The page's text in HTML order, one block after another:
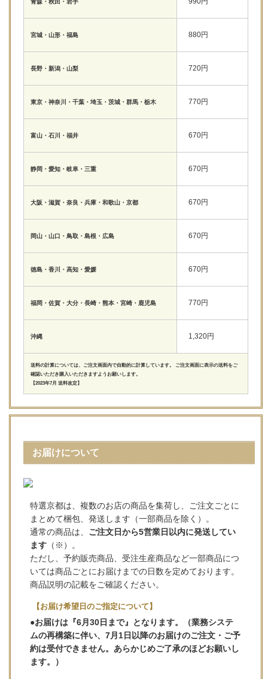
青森・秋田・岩手
宮城・山形・福島 880円
長野・新潟・山梨 720円
東京・神奈川・千葉・埼玉・茨城・群馬・栃木 770円
富山・石川・福井 670円
静岡・愛知・岐阜・三重 670円
大阪・滋賀・奈良・兵庫・和歌山・京都 670円
岡山・山口・鳥取・島根・広島 670円
徳島・香川・高知・愛媛 670円
福岡・佐賀・大分・長崎・熊本・宮崎・鹿児島 770円
沖縄 1,320円
送料の計算については、ご注文画面内で自動的に計算しています。 ご注文画面に表示の送料をご
確認いただき購入いただきますようお願いします。
【2023年7月 送料改定】
お届けについて
特選京都は、複数のお店の商品を集荷し、ご注文ごとに
まとめて梱包、発送します（一部商品を除く）。
通常の商品は、 ご注文日から5営業日以内に発送してい
ます （※）。
ただし、予約販売商品、受注生産商品など一部商品につ
いては商品ごとにお届けまでの日数を定めております。
商品説明の記載をご確認ください。
【お届け希望日のご指定について】
●お届けは『6月30日まで』となります。（業務システ
ムの再構築に伴い、7月1日以降のお届けのご注文・ご予
約は受付できません。あらかじめご了承のほどお願いし
ます。）